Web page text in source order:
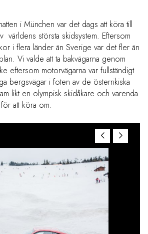
i München var det dags att köra till
världens största skidsystem. Eftersom
i flera länder än Sverige var det fler än
Vi valde att ta bakvägarna genom
eftersom motorvägarna var fullständigt
bergsvägar i foten av de österrikiska
likt en olympisk skidåkare och varenda
att köra om.